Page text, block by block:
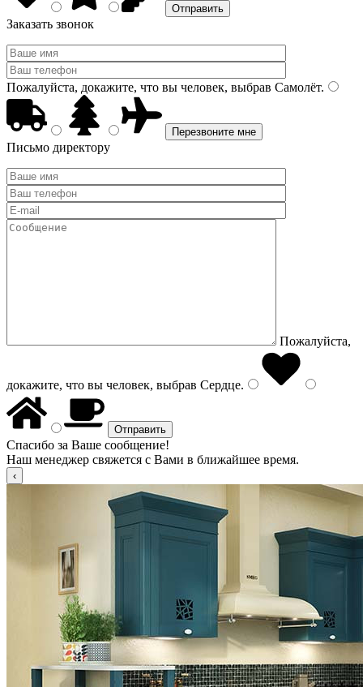
Заказать звонок
Пожалуйста, докажите, что вы человек, выбрав Самолёт.
Письмо директору
Пожалуйста,
докажите, что вы человек, выбрав Сердце.
Спасибо за Ваше сообщение!
Наш менеджер свяжется с Вами в ближайшее время.